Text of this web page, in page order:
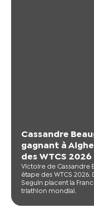
Cassandre
gagnant à
des WTCS 2026
Victoire de Cassandre
étape des WTCS 2026.
Seguin placent la
triathlon mondial.